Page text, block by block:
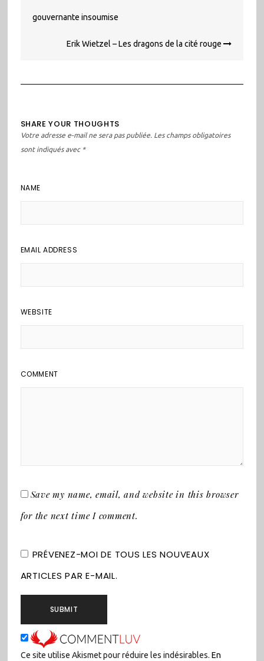
gouvernante insoumise
Erik Wietzel – Les dragons de la cité rouge
SHARE YOUR THOUGHTS
Votre adresse e-mail ne sera pas publiée. Les champs obligatoires
sont indiqués avec *
NAME
EMAIL ADDRESS
WEBSITE
COMMENT
Save my name, email, and website in this browser
for the next time I comment.
PRÉVENEZ-MOI DE TOUS LES NOUVEAUX
ARTICLES PAR E-MAIL.
Ce site utilise Akismet pour réduire les indésirables. En